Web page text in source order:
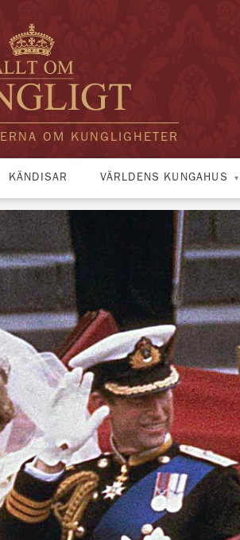
OM KUNGLIGHETER
KÄNDISAR VÄRLDENS KUNGAHUS